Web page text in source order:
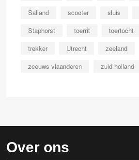
Salland
scooter sluis
Staphorst
toerrit toertocht
trekker
Utrecht
zeeland
zeeuws vlaanderen
zuid holland
Over ons